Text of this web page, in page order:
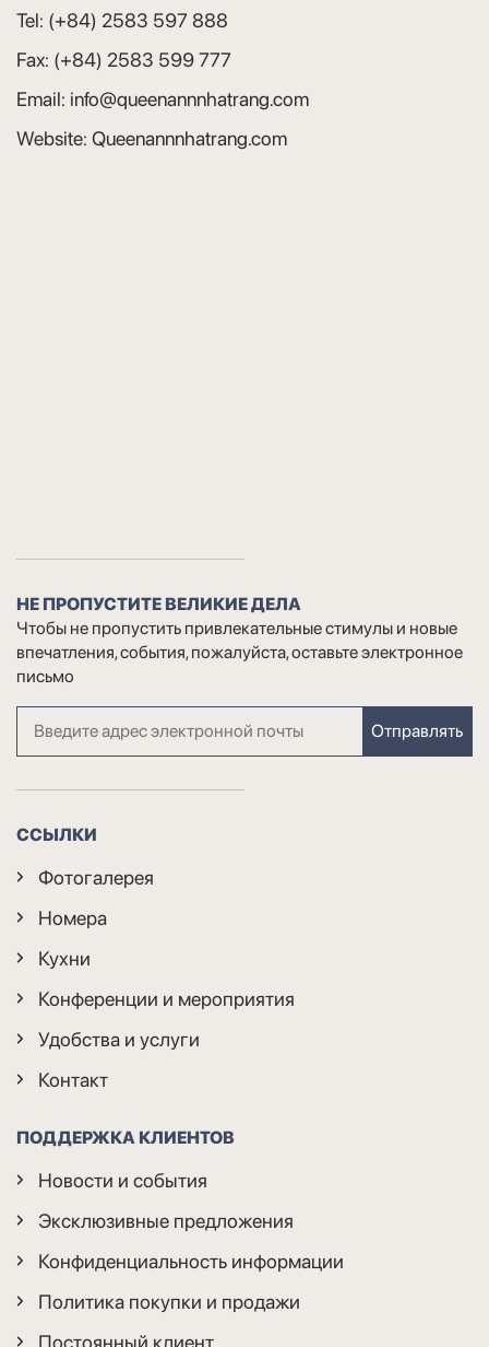
Tel: (+84) 2583 597 888
Fax: (+84) 2583 599 777
Email: info@queenannnhatrang.com
Website: Queenannnhatrang.com
НЕ ПРОПУСТИТЕ ВЕЛИКИЕ ДЕЛА
Чтобы не пропустить привлекательные стимулы и новые
впечатления, события, пожалуйста, оставьте электронное
письмо
Отправлять
ССЫЛКИ
Фотогалерея
Номера
Кухни
Конференции и мероприятия
Удобства и услуги
Контакт
ПОДДЕРЖКА КЛИЕНТОВ
Новости и события
Эксклюзивные предложения
Конфиденциальность информации
Политика покупки и продажи
Постоянный клиент